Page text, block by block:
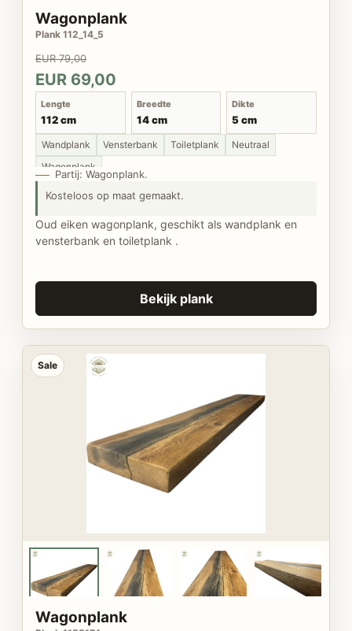
Wagonplank
Plank 112_14_5
EUR 79,00
EUR 69,00
Lengte
112 cm
Breedte
14 cm
Dikte
5 cm
Wandplank Vensterbank Toiletplank
Neutraal
Wagonplank
Partij: Wagonplank.
Kosteloos op maat gemaakt.
Oud eiken wagonplank, geschikt als wandplank en
vensterbank en toiletplank .
Bekijk plank
Sale
Wagonplank